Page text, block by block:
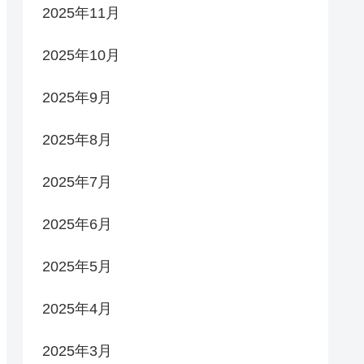
2025年11月
2025年10月
2025年9月
2025年8月
2025年7月
2025年6月
2025年5月
2025年4月
2025年3月